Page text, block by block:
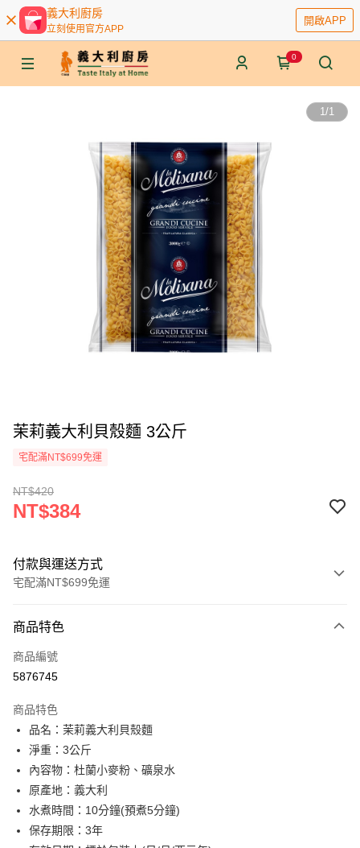
義大利廚房
立刻使用官方APP
開啟APP
0
1/1
茉莉義大利貝殼麵 3公斤
宅配滿NT$699免運
NT$420
NT$384
付款與運送方式
宅配滿NT$699免運
信用卡一次付款
Apple Pay
悠遊付
ATM付款
貨到付款
運送方式
商品特色
商品編號
5876745
商品特色
品名：茉莉義大利貝殼麵
淨重：3公斤
內容物：杜蘭小麥粉、礦泉水
原產地：義大利
水煮時間：10分鐘(預煮5分鐘)
保存期限：3年